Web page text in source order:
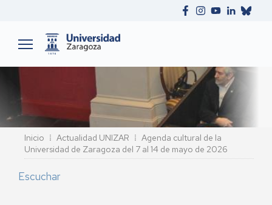
Ruta
de
navegación
Inicio Actualidad UNIZAR
Agenda cultural de la
Universidad de Zaragoza del 7 al 14 de mayo de 2026
Escuchar